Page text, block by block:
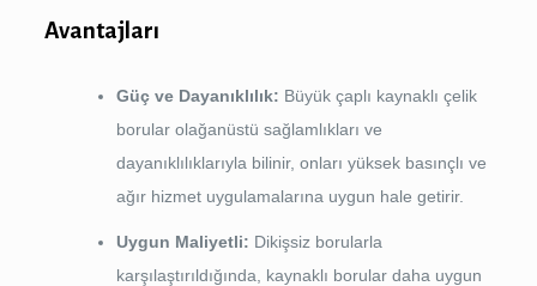
Avantajları
Güç ve Dayanıklılık: Büyük çaplı kaynaklı çelik
borular olağanüstü sağlamlıkları ve
dayanıklılıklarıyla bilinir, onları yüksek basınçlı ve
ağır hizmet uygulamalarına uygun hale getirir.
Uygun Maliyetli: Dikişsiz borularla
karşılaştırıldığında, kaynaklı borular daha uygun